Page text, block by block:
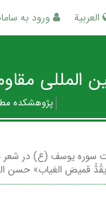
ورود به العربیة
المللی
پژوهشکده
سوره یوسف (ع) در شعر
قمیصَ الغیاب» حسن